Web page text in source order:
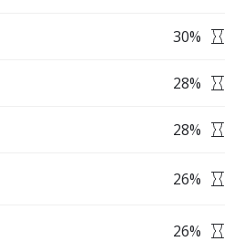
30%
28%
28%
26%
26%